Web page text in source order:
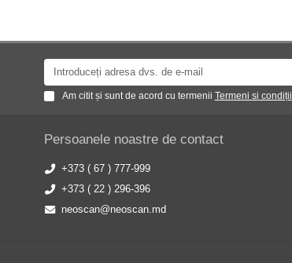
Am citit și sunt de acord cu termenii Termeni si condiții
Persoanele noastre de contact
+373 ( 67 ) 777-999
+373 ( 22 ) 296-396
neoscan@neoscan.md